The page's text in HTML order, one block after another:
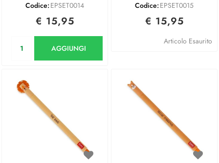
Codice: EPSET0014
€ 15,95
AGGIUNGI
Codice: EPSET0015
€ 15,95
Articolo Esaurito